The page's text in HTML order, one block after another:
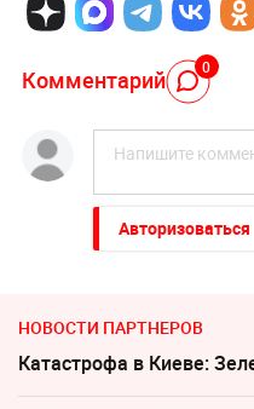
Комментарий 0
Авторизоваться
НОВОСТИ ПАРТНЕРОВ
Катастрофа в Киеве: